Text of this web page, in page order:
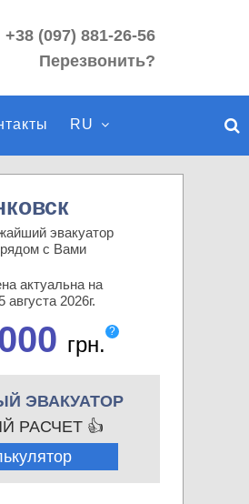
+38 (097) 881-26-56
Перезвонить?
RU
эвакуатор
рядом с Вами
актуальна на
августа 2026г.
грн.
?
ЭВАКУАТОР
РАСЧЕТ 👍